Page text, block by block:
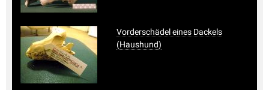
Vorderschädel eines Dackels
(Haushund)